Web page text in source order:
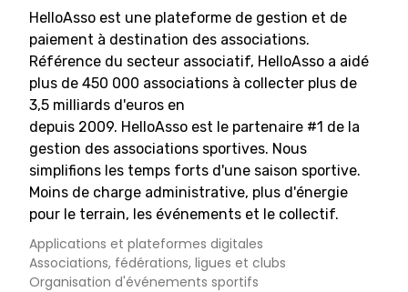
HelloAsso est une plateforme de gestion et de
paiement à destination des associations.
Référence du secteur associatif, HelloAsso a aidé
plus de 450 000 associations à collecter plus de
3,5 milliards d'euros en
depuis 2009. HelloAsso est le partenaire #1 de la
gestion des associations sportives. Nous
simplifions les temps forts d'une saison sportive.
Moins de charge administrative, plus d'énergie
pour le terrain, les événements et le collectif.
Applications et plateformes digitales
Associations, fédérations, ligues et clubs
Organisation d'événements sportifs